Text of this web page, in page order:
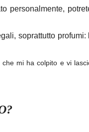
personalmente,
soprattutto profumi:
mi ha colpito e vi